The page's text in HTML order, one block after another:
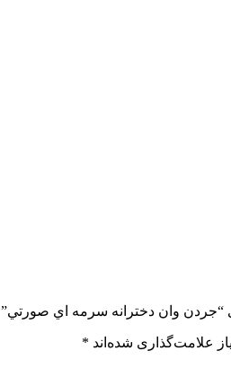
“جردن وان دخترانه سرمه اي صورتي”
علامت‌گذاری شده‌اند *